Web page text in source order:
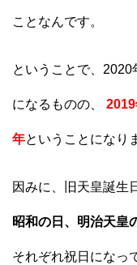
ことなんです。
ということで、2020
になるものの、
年ということになり
因みに、旧天皇誕生
昭和の日、明治天皇
それぞれ祝日になっ